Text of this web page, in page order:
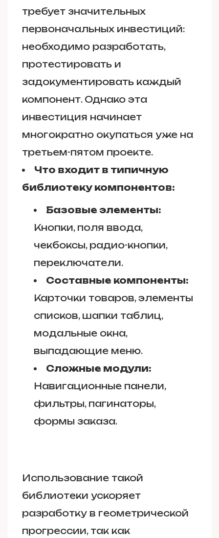
требует значительных
первоначальных инвестиций:
необходимо разработать,
протестировать и
задокументировать каждый
компонент. Однако эта
инвестиция начинает
многократно окупаться уже на
третьем-пятом проекте.
Что входит в типичную
библиотеку компонентов:
Базовые элементы:
Кнопки, поля ввода,
чекбоксы, радио-кнопки,
переключатели.
Составные компоненты:
Карточки товаров, элементы
списков, шапки таблиц,
модальные окна,
выпадающие меню.
Сложные модули:
Навигационные панели,
фильтры, пагинаторы,
формы заказа.
Использование такой
библиотеки ускоряет
разработку в геометрической
прогрессии, так как